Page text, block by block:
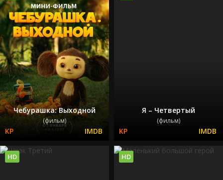
Чебурашка: Выходной
(фильм)
Я – Четвертый
(фильм)
HD HD